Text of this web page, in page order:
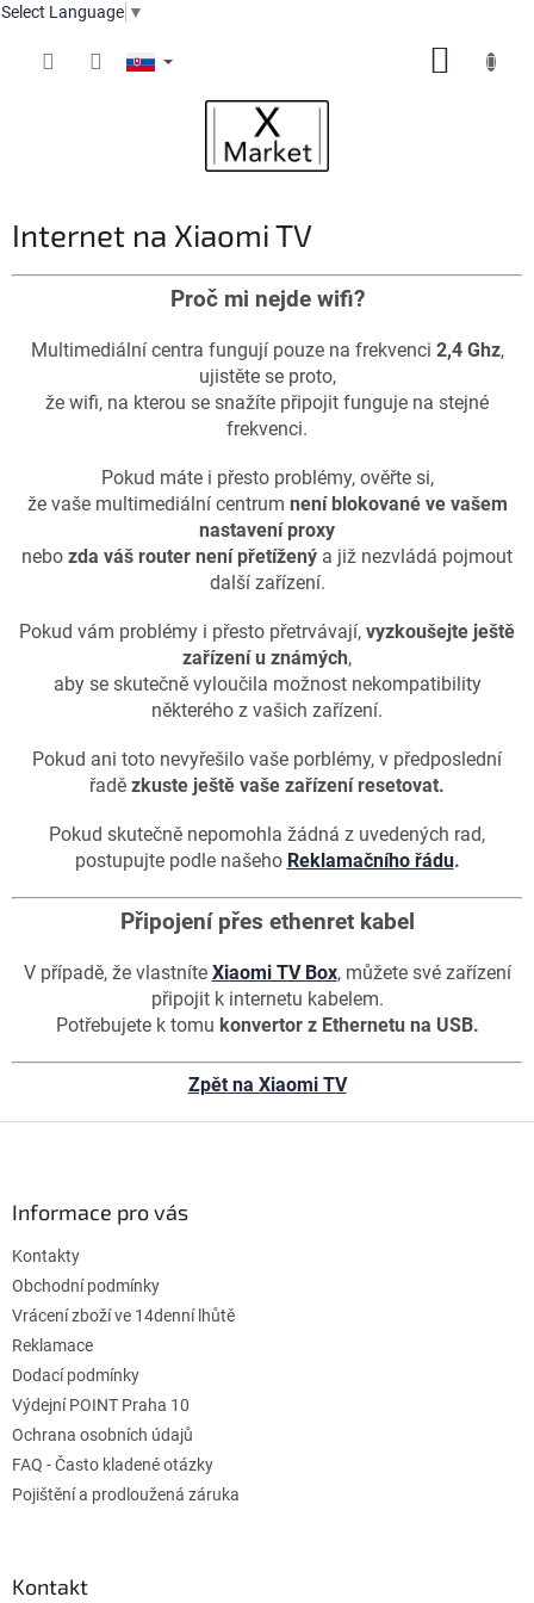
Select Language ▼
Internet na Xiaomi TV
Proč mi nejde wifi?
Multimediální centra fungují pouze na frekvenci 2,4 Ghz,
ujistěte se proto,
že wifi, na kterou se snažíte připojit funguje na stejné
frekvenci.
Pokud máte i přesto problémy, ověřte si,
že vaše multimediální centrum není blokované ve vašem
nastavení proxy
nebo zda váš router není přetížený a již nezvládá pojmout
další zařízení.
Pokud vám problémy i přesto přetrvávají, vyzkoušejte ještě
zařízení u známých,
aby se skutečně vyloučila možnost nekompatibility
některého z vašich zařízení.
Pokud ani toto nevyřešilo vaše porblémy, v předposlední
řadě zkuste ještě vaše zařízení resetovat.
Pokud skutečně nepomohla žádná z uvedených rad,
postupujte podle našeho Reklamačního řádu.
Připojení přes ethenret kabel
V případě, že vlastníte Xiaomi TV Box, můžete své zařízení
připojit k internetu kabelem.
Potřebujete k tomu konvertor z Ethernetu na USB.
Zpět na Xiaomi TV
Informace pro vás
Kontakty
Obchodní podmínky
Vrácení zboží ve 14denní lhůtě
Reklamace
Dodací podmínky
Výdejní POINT Praha 10
Ochrana osobních údajů
FAQ - Často kladené otázky
Pojištění a prodloužená záruka
Kontakt